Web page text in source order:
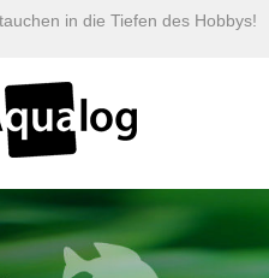
in die Tiefen des Hobbys!